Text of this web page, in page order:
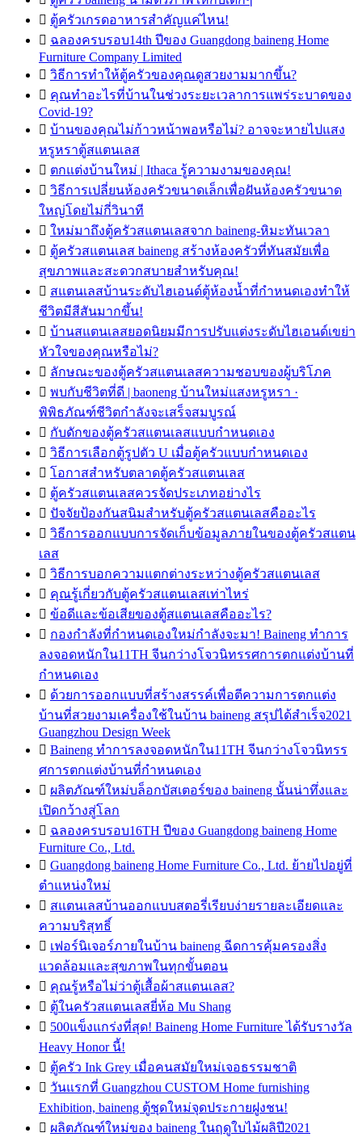
 ตู้ครัวเกรดอาหารสำคัญแค่ไหน!
 ฉลองครบรอบ14th ปีของ Guangdong baineng Home
Furniture Company Limited
 วิธีการทำให้ตู้ครัวของคุณดูสวยงามมากขึ้น?
 คุณทำอะไรที่บ้านในช่วงระยะเวลาการแพร่ระบาดของ
Covid-19?
 บ้านของคุณไม่ก้าวหน้าพอหรือไม่? อาจจะหายไปแสง
หรูหราตู้สแตนเลส
 ตกแต่งบ้านใหม่ | Ithaca รู้ความงามของคุณ!
 วิธีการเปลี่ยนห้องครัวขนาดเล็กเพื่อฝันห้องครัวขนาด
ใหญ่โดยไม่กี่วินาที
 ใหม่มาถึงตู้ครัวสแตนเลสจาก baineng-หิมะทันเวลา
 ตู้ครัวสแตนเลส baineng สร้างห้องครัวที่ทันสมัยเพื่อ
สุขภาพและสะดวกสบายสำหรับคุณ!
 สแตนเลสบ้านระดับไฮเอนด์ตู้ห้องน้ำที่กำหนดเองทำให้
ชีวิตมีสีสันมากขึ้น!
 บ้านสแตนเลสยอดนิยมมีการปรับแต่งระดับไฮเอนด์เขย่า
หัวใจของคุณหรือไม่?
 ลักษณะของตู้ครัวสแตนเลสความชอบของผู้บริโภค
 พบกับชีวิตที่ดี | baoneng บ้านใหม่แสงหรูหรา ·
พิพิธภัณฑ์ชีวิตกำลังจะเสร็จสมบูรณ์
 กับดักของตู้ครัวสแตนเลสแบบกำหนดเอง
 วิธีการเลือกตู้รูปตัว U เมื่อตู้ครัวแบบกำหนดเอง
 โอกาสสำหรับตลาดตู้ครัวสแตนเลส
 ตู้ครัวสแตนเลสควรจัดประเภทอย่างไร
 ปัจจัยป้องกันสนิมสำหรับตู้ครัวสแตนเลสคืออะไร
 วิธีการออกแบบการจัดเก็บข้อมูลภายในของตู้ครัวสแตน
เลส
 วิธีการบอกความแตกต่างระหว่างตู้ครัวสแตนเลส
 คุณรู้เกี่ยวกับตู้ครัวสแตนเลสเท่าไหร่
 ข้อดีและข้อเสียของตู้สแตนเลสคืออะไร?
 กองกำลังที่กำหนดเองใหม่กำลังจะมา! Baineng ทำการ
ลงจอดหนักใน11TH จีนกว่างโจวนิทรรศการตกแต่งบ้านที่
กำหนดเอง
 ด้วยการออกแบบที่สร้างสรรค์เพื่อตีความการตกแต่ง
บ้านที่สวยงามเครื่องใช้ในบ้าน baineng สรุปได้สำเร็จ2021
Guangzhou Design Week
 Baineng ทำการลงจอดหนักใน11TH จีนกว่างโจวนิทรร
ศการตกแต่งบ้านที่กำหนดเอง
 ผลิตภัณฑ์ใหม่บล็อกบัสเตอร์ของ baineng นั้นน่าทึ่งและ
เปิดกว้างสู่โลก
 ฉลองครบรอบ16TH ปีของ Guangdong baineng Home
Furniture Co., Ltd.
 Guangdong baineng Home Furniture Co., Ltd. ย้ายไปอยู่ที่
ตำแหน่งใหม่
 สแตนเลสบ้านออกแบบสตอรี่เรียบง่ายรายละเอียดและ
ความบริสุทธิ์
 เฟอร์นิเจอร์ภายในบ้าน baineng ฉีดการคุ้มครองสิ่ง
แวดล้อมและสุขภาพในทุกขั้นตอน
 คุณรู้หรือไม่ว่าตู้เสื้อผ้าสแตนเลส?
 ตู้ในครัวสแตนเลสยี่ห้อ Mu Shang
 500แข็งแกร่งที่สุด! Baineng Home Furniture ได้รับรางวัล
Heavy Honor นี้!
 ตู้ครัว Ink Grey เมื่อคนสมัยใหม่เจอธรรมชาติ
 วันแรกที่ Guangzhou CUSTOM Home furnishing
Exhibition, baineng ตู้ชุดใหม่จุดประกายฝูงชน!
 ผลิตภัณฑ์ใหม่ของ baineng ในฤดูใบไม้ผลิปี2021